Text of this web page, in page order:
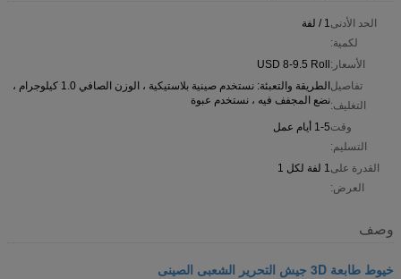
الحد الأدنى
لكمية:
1 / لفة
الأسعار:USD 8-9.5 Roll
تفاصيل
التغليف:
الطريقة والتعبئة: نستخدم صينية بلاستيكية ، الوزن الصافي 1.0 كيلوجرام ،
نضع المجفف فيه ، نستخدم عبوة
وقت
التسليم:
1-5 أيام عمل
القدرة على
العرض:
1 لفة لكل 1
وصف
خيوط طابعة 3D جيش التحرير الشعبى الصينى